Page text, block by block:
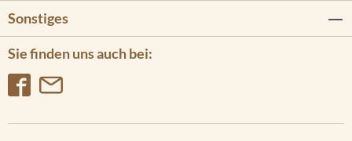
Sie finden uns auch bei:
Sonstiges